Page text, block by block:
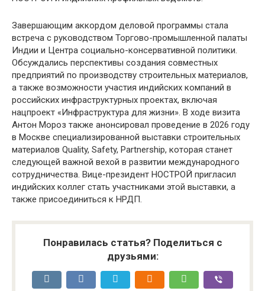
Завершающим аккордом деловой программы стала
встреча с руководством Торгово-промышленной палаты
Индии и Центра социально-консервативной политики.
Обсуждались перспективы создания совместных
предприятий по производству строительных материалов,
а также возможности участия индийских компаний в
российских инфраструктурных проектах, включая
нацпроект «Инфраструктура для жизни». В ходе визита
Антон Мороз также анонсировал проведение в 2026 году
в Москве специализированной выставки строительных
материалов Quality, Safety, Partnership, которая станет
следующей важной вехой в развитии международного
сотрудничества. Вице-президент НОСТРОЙ пригласил
индийских коллег стать участниками этой выставки, а
также присоединиться к НРДП.
Понравилась статья? Поделиться с
друзьями: